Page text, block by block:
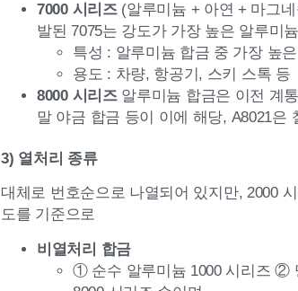
7000 시리즈(알루미늄 + 아연 + 마그
발된 7075는 강도가 가장 높은 알루미
특성 : 알루미늄 합금 중 가장 높
용도 : 차량, 항공기, 스키 스톡 등
8000 시리즈알루미늄 합금은 이전 계
말 야금 합금 등이 이에 해당, A8021은
3) 열처리 종류
대체로 번호순으로 나열되어 있지만, 2000
도를 기준으로
비열처리 합금
① 순수 알루미늄 1000 시리즈 ②